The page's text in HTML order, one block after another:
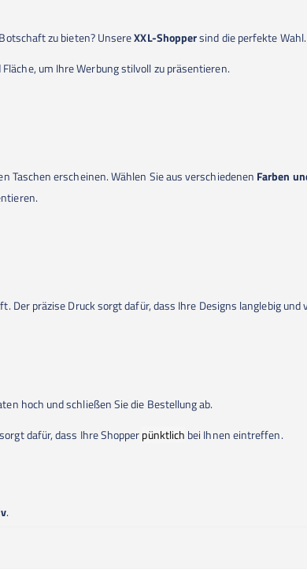
zu bieten? UnsereXXL-Shoppersind die perfekte Wahl.
um Ihre Werbung stilvoll zu präsentieren.
Taschen erscheinen. Wählen Sie aus verschiedenen Farben
Der präzise Druck sorgt dafür, dass Ihre Designs langlebig und
hoch und schließen Sie die Bestellung ab.
sorgt dafür, dass Ihre Shopperpünktlich bei Ihnen eintreffen.
.